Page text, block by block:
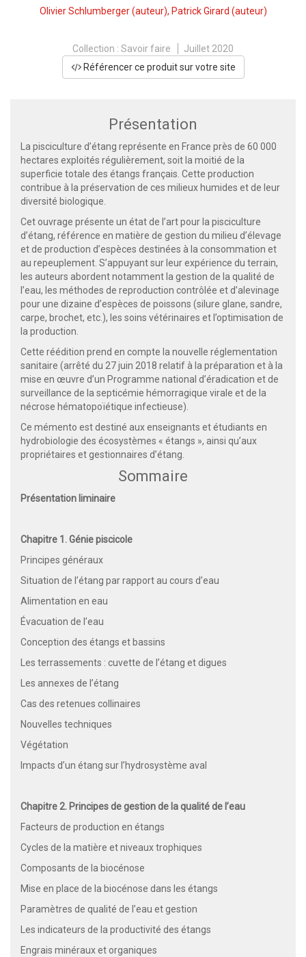
Olivier Schlumberger(auteur), Patrick Girard (auteur)
Collection : Savoir faire
Juillet 2020
Référencer ce produit sur votre site
Présentation
La pisciculture d’étang représente en France près de 60 000
hectares exploités régulièrement, soit la moitié de la
superficie totale des étangs français. Cette production
contribue à la préservation de ces milieux humides et de leur
diversité biologique.
Cet ouvrage présente un état de l’art pour la pisciculture
d’étang, référence en matière de gestion du milieu d’élevage
et de production d’espèces destinées à la consommation et
au repeuplement. S’appuyant sur leur expérience du terrain,
les auteurs abordent notamment la gestion de la qualité de
l’eau, les méthodes de reproduction contrôlée et d’alevinage
pour une dizaine d’espèces de poissons (silure glane, sandre,
carpe, brochet, etc.), les soins vétérinaires et l’optimisation de
la production.
Cette réédition prend en compte la nouvelle réglementation
sanitaire (arrêté du 27 juin 2018 relatif à la préparation et à la
mise en œuvre d’un Programme national d’éradication et de
surveillance de la septicémie hémorragique virale et de la
nécrose hématopoïétique infectieuse).
Ce mémento est destiné aux enseignants et étudiants en
hydrobiologie des écosystèmes « étangs », ainsi qu’aux
propriétaires et gestionnaires d’étang.
Sommaire
Présentation liminaire
Chapitre 1. Génie piscicole
Principes généraux
Situation de l’étang par rapport au cours d’eau
Alimentation en eau
Évacuation de l’eau
Conception des étangs et bassins
Les terrassements : cuvette de l’étang et digues
Les annexes de l’étang
Cas des retenues collinaires
Nouvelles techniques
Végétation
Impacts d’un étang sur l’hydrosystème aval
Chapitre 2. Principes de gestion de la qualité de l’eau
Facteurs de production en étangs
Cycles de la matière et niveaux trophiques
Composants de la biocénose
Mise en place de la biocénose dans les étangs
Paramètres de qualité de l’eau et gestion
Les indicateurs de la productivité des étangs
Engrais minéraux et organiques